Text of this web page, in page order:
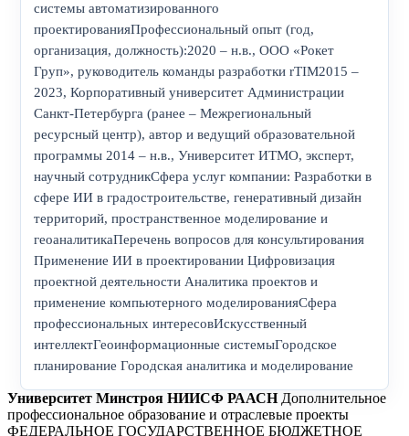
системы автоматизированного
проектированияПрофессиональный опыт (год,
организация, должность):2020 – н.в., ООО «Рокет
Груп», руководитель команды разработки rTIM2015 –
2023, Корпоративный университет Администрации
Санкт-Петербурга (ранее – Межрегиональный
ресурсный центр), автор и ведущий образовательной
программы 2014 – н.в., Университет ИТМО, эксперт,
научный сотрудникСфера услуг компании: Разработки в
сфере ИИ в градостроительстве, генеративный дизайн
территорий, пространственное моделирование и
геоаналитикаПеречень вопросов для консультирования
Применение ИИ в проектировании Цифровизация
проектной деятельности Аналитика проектов и
применение компьютерного моделированияСфера
профессиональных интересовИскусственный
интеллектГеоинформационные системыГородское
планирование Городская аналитика и моделирование
Университет Минстроя НИИСФ РААСН Дополнительное
профессиональное образование и отраслевые проекты
ФЕДЕРАЛЬНОЕ ГОСУДАРСТВЕННОЕ БЮДЖЕТНОЕ